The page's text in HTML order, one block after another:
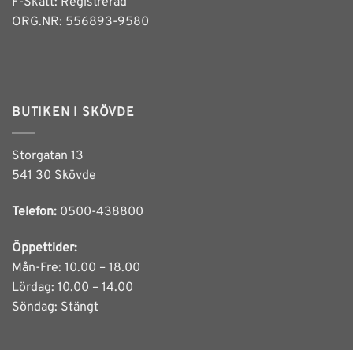
ORG.NR: 556893-9580
BUTIKEN I SKÖVDE
Storgatan 13
541 30 Skövde
Telefon: 0500-438800
Öppettider:
Mån-Fre: 10.00 – 18.00
Lördag: 10.00 – 14.00
Söndag: Stängt